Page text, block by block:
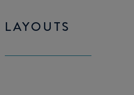
LAYOUTS